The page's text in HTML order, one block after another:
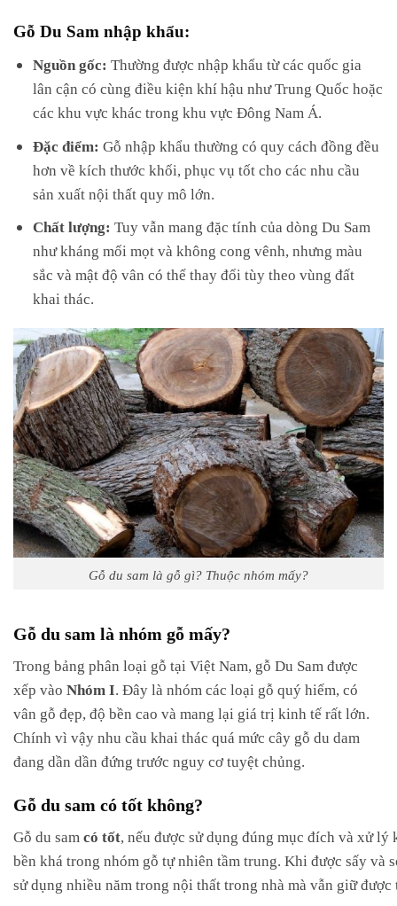
Gỗ Du Sam nhập khẩu:
Nguồn gốc: Thường được nhập khẩu từ các quốc gia
lân cận có cùng điều kiện khí hậu như Trung Quốc hoặc
các khu vực khác trong khu vực Đông Nam Á.
Đặc điểm: Gỗ nhập khẩu thường có quy cách đồng đều
hơn về kích thước khối, phục vụ tốt cho các nhu cầu
sản xuất nội thất quy mô lớn.
Chất lượng: Tuy vẫn mang đặc tính của dòng Du Sam
như kháng mối mọt và không cong vênh, nhưng màu
sắc và mật độ vân có thể thay đổi tùy theo vùng đất
khai thác.
Gỗ du sam là gỗ gì? Thuộc nhóm mấy?
Gỗ du sam là nhóm gỗ mấy?
Trong bảng phân loại gỗ tại Việt Nam, gỗ Du Sam được
xếp vào Nhóm I . Đây là nhóm các loại gỗ quý hiếm, có
vân gỗ đẹp, độ bền cao và mang lại giá trị kinh tế rất lớn.
Chính vì vậy nhu cầu khai thác quá mức cây gỗ du dam
đang dần dần đứng trước nguy cơ tuyệt chủng.
Gỗ du sam có tốt không?
Gỗ du sam có tốt , nếu được sử dụng đúng mục đích và xử
bền khá trong nhóm gỗ tự nhiên tầm trung. Khi được sấy và
sử dụng nhiều năm trong nội thất trong nhà mà vẫn giữ